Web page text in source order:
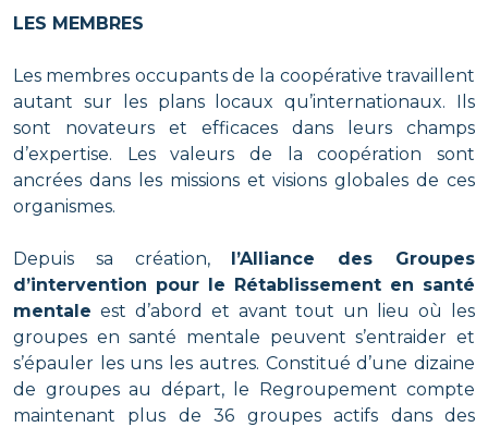
LES MEMBRES
Les membres occupants de la coopérative travaillent
autant sur les plans locaux qu’internationaux. Ils
sont novateurs et efficaces dans leurs champs
d’expertise. Les valeurs de la coopération sont
ancrées dans les missions et visions globales de ces
organismes.
Depuis sa création, l’Alliance des Groupes
d’intervention pour le Rétablissement en santé
mentale est d’abord et avant tout un lieu où les
groupes en santé mentale peuvent s’entraider et
s’épauler les uns les autres. Constitué d’une dizaine
de groupes au départ, le Regroupement compte
maintenant plus de 36 groupes actifs dans des